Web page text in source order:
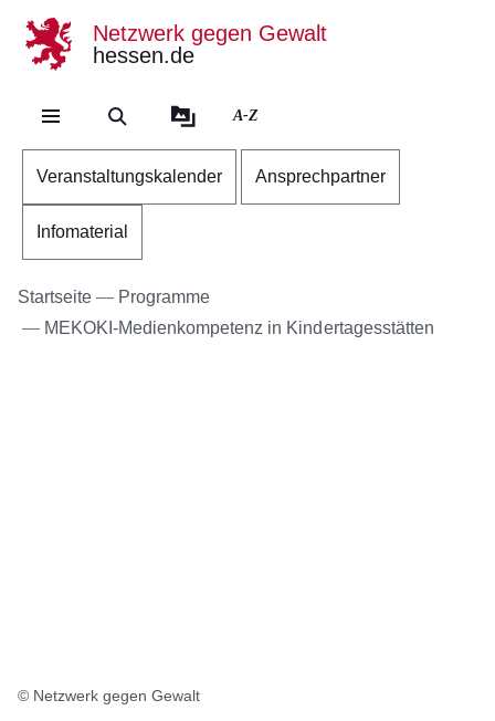
Netzwerk gegen Gewalt
hessen.de
A-Z
Veranstaltungskalender Ansprechpartner
Infomaterial
Startseite
Programme
MEKOKI-Medienkompetenz in Kindertagesstätten
© Netzwerk gegen Gewalt